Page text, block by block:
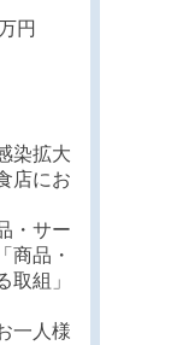
円
染拡大
店にお
・サー
商品・
取組」
一人様